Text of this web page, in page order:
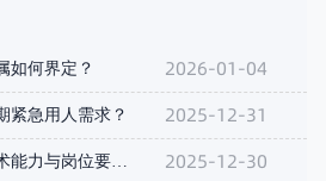
如何界定？ 2026-01-04
紧急用人需求？ 2025-12-31
2025-12-30